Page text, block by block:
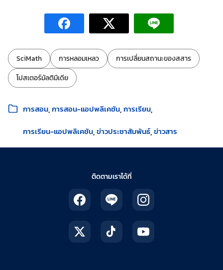
ป้ายกำกับ:
SciMath การหลอมเหลว
การเปลี่ยนสถานะของสสาร
โปสเตอร์มัลติมีเดีย
หมวดหมู่:
การสอน การสอน-แอปพลิเคชัน การเรียน
การเรียน-แอปพลิเคชัน ข่าวประชาสัมพันธ์ ข่าวสาร
ติดตามเราได้ที่